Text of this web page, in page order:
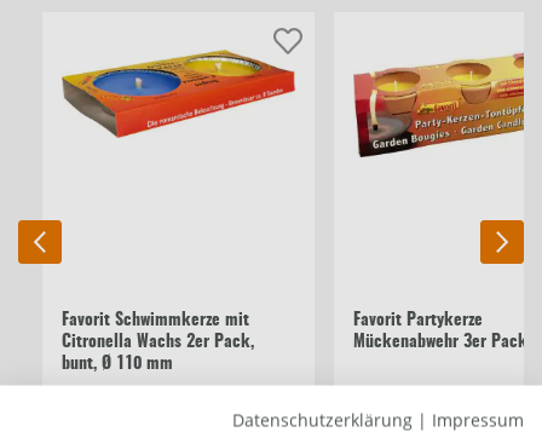
Favorit Schwimmkerze mit
Citronella Wachs 2er Pack,
bunt, Ø 110 mm
Favorit Partykerze
Mückenabwehr 3er Pack
Datenschutzerklärung | Impressum